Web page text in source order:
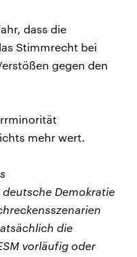
dass die
Stimmrecht bei
gegen den
mehr wert.
Demokratie
die
vorläufig oder